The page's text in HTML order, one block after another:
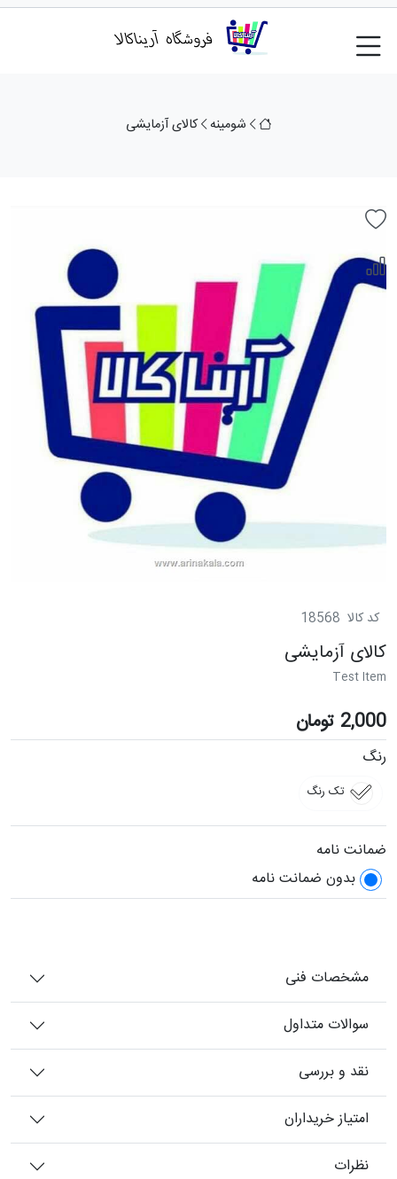
شومینه کالای آزمایشی
کد کالا 18568
کالای آزمایشی
Test Item
2,000 تومان
رنگ
تک رنگ
ضمانت نامه
بدون ضمانت نامه
مشخصات فنی
سوالات متداول
نقد و بررسی
امتیاز خریداران
نظرات